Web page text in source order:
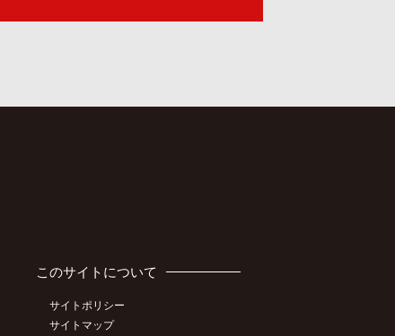
このサイトについて
サイトポリシー
サイトマップ